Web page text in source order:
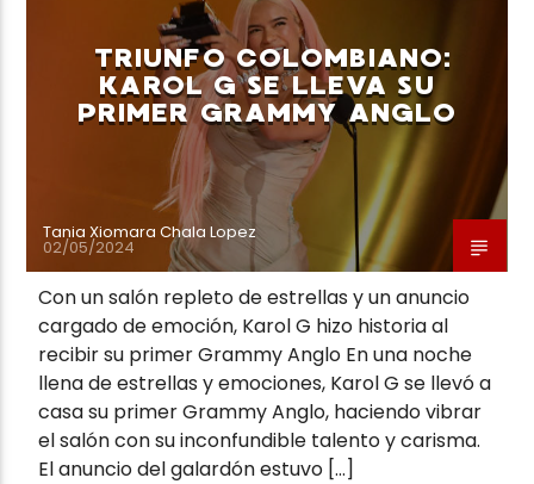
TRIUNFO COLOMBIANO:
KAROL G SE LLEVA SU
PRIMER GRAMMY ANGLO
Tania Xiomara Chala Lopez
02/05/2024
Con un salón repleto de estrellas y un anuncio
cargado de emoción, Karol G hizo historia al
recibir su primer Grammy Anglo En una noche
llena de estrellas y emociones, Karol G se llevó a
casa su primer Grammy Anglo, haciendo vibrar
el salón con su inconfundible talento y carisma.
El anuncio del galardón estuvo […]